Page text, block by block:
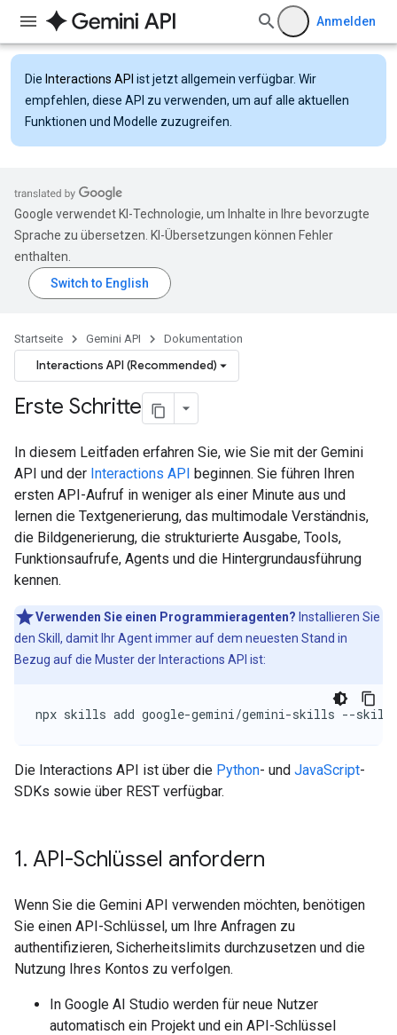
Anmelden
Die Interactions API ist jetzt allgemein verfügbar. Wir
empfehlen, diese API zu verwenden, um auf alle aktuellen
Funktionen und Modelle zuzugreifen.
Google verwendet KI-Technologie, um Inhalte in Ihre bevorzugte
Sprache zu übersetzen. KI-Übersetzungen können Fehler
enthalten.
Startseite Gemini API Dokumentation
Interactions API (Recommended)
Erste Schritte
In diesem Leitfaden erfahren Sie, wie Sie mit der Gemini
API und der Interactions API beginnen. Sie führen Ihren
ersten API-Aufruf in weniger als einer Minute aus und
lernen die Textgenerierung, das multimodale Verständnis,
die Bildgenerierung, die strukturierte Ausgabe, Tools,
Funktionsaufrufe, Agents und die Hintergrundausführung
kennen.
Verwenden Sie einen Programmieragenten? Installieren Sie
den Skill, damit Ihr Agent immer auf dem neuesten Stand in
Bezug auf die Muster der Interactions API ist:
npx skills add google-gemini/gemini-skills --skill
Die Interactions API ist über die Python- und JavaScript-
SDKs sowie über REST verfügbar.
1. API-Schlüssel anfordern
Wenn Sie die Gemini API verwenden möchten, benötigen
Sie einen API-Schlüssel, um Ihre Anfragen zu
authentifizieren, Sicherheitslimits durchzusetzen und die
Nutzung Ihres Kontos zu verfolgen.
In Google AI Studio werden für neue Nutzer
automatisch ein Projekt und ein API-Schlüssel